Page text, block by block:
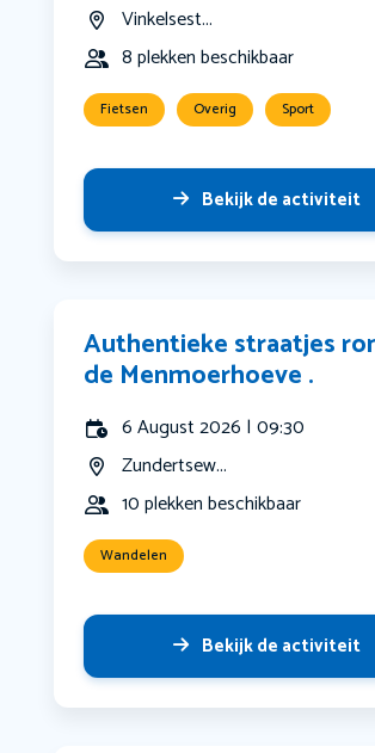
Vinkelsest...
8 plekken beschikbaar
Fietsen Overig Sport
Bekijk de activiteit
Authentieke straatjes
de Menmoerhoeve .
6 August 2026 | 09:30
Zundertsew...
10 plekken beschikbaar
Wandelen
Bekijk de activiteit